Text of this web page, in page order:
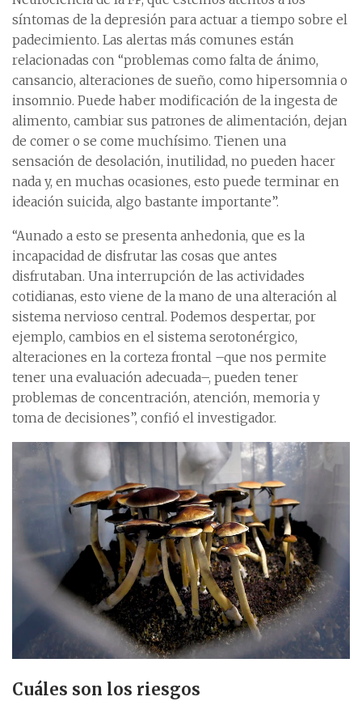
síntomas de la depresión para actuar a tiempo sobre el
padecimiento. Las alertas más comunes están
relacionadas con “problemas como falta de ánimo,
cansancio, alteraciones de sueño, como hipersomnia o
insomnio. Puede haber modificación de la ingesta de
alimento, cambiar sus patrones de alimentación, dejan
de comer o se come muchísimo. Tienen una
sensación de desolación, inutilidad, no pueden hacer
nada y, en muchas ocasiones, esto puede terminar en
ideación suicida, algo bastante importante”.
“Aunado a esto se presenta anhedonia, que es la
incapacidad de disfrutar las cosas que antes
disfrutaban. Una interrupción de las actividades
cotidianas, esto viene de la mano de una alteración al
sistema nervioso central. Podemos despertar, por
ejemplo, cambios en el sistema serotonérgico,
alteraciones en la corteza frontal –que nos permite
tener una evaluación adecuada–, pueden tener
problemas de concentración, atención, memoria y
toma de decisiones”, confió el investigador.
Cuáles son los riesgos